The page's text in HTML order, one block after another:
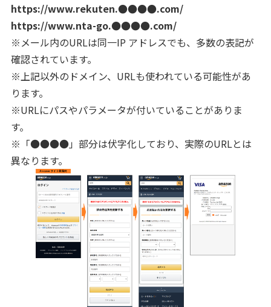
https://www.rekuten.●●●●.com/
https://www.nta-go.●●●●.com/
※メール内のURLは同一IP アドレスでも、多数の表記が
確認されています。
※上記以外のドメイン、URLも使われている可能性があ
ります。
※URLにパスやパラメータが付いていることがありま
す。
※「●●●●」部分は伏字化しており、実際のURLとは
異なります。